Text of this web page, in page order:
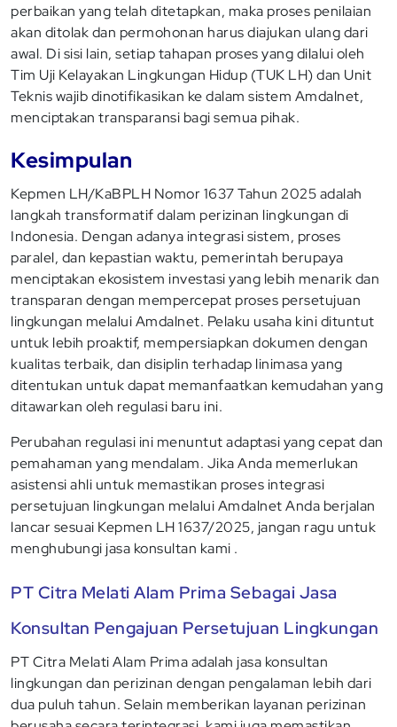
perbaikan yang telah ditetapkan, maka proses penilaian
akan ditolak dan permohonan harus diajukan ulang dari
awal. Di sisi lain, setiap tahapan proses yang dilalui oleh
Tim Uji Kelayakan Lingkungan Hidup (TUK LH) dan Unit
Teknis wajib dinotifikasikan ke dalam sistem Amdalnet,
menciptakan transparansi bagi semua pihak.
Kesimpulan
Kepmen LH/KaBPLH Nomor 1637 Tahun 2025 adalah
langkah transformatif dalam perizinan lingkungan di
Indonesia. Dengan adanya integrasi sistem, proses
paralel, dan kepastian waktu, pemerintah berupaya
menciptakan ekosistem investasi yang lebih menarik dan
transparan dengan mempercepat proses persetujuan
lingkungan melalui Amdalnet. Pelaku usaha kini dituntut
untuk lebih proaktif, mempersiapkan dokumen dengan
kualitas terbaik, dan disiplin terhadap linimasa yang
ditentukan untuk dapat memanfaatkan kemudahan yang
ditawarkan oleh regulasi baru ini.
Perubahan regulasi ini menuntut adaptasi yang cepat dan
pemahaman yang mendalam. Jika Anda memerlukan
asistensi ahli untuk memastikan proses integrasi
persetujuan lingkungan melalui Amdalnet Anda berjalan
lancar sesuai Kepmen LH 1637/2025, jangan ragu untuk
menghubungi jasa konsultan kami .
PT Citra Melati Alam Prima Sebagai Jasa
Konsultan Pengajuan Persetujuan Lingkungan
PT Citra Melati Alam Prima adalah jasa konsultan
lingkungan dan perizinan dengan pengalaman lebih dari
dua puluh tahun. Selain memberikan layanan perizinan